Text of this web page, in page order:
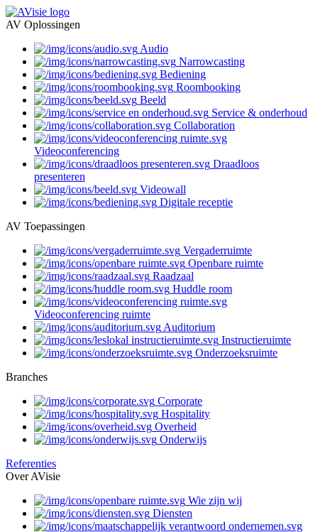
AV Oplossingen
Audio
Narrowcasting
Bediening
Roombooking
Beeld
Service & onderhoud
Collaboration
Videoconferencing
Draadloos
presenteren
Videowall
Digitale receptie
AV Toepassingen
Vergaderruimte
Openbare ruimte
Raadzaal
Huddle room
Videoconferencing ruimte
Auditorium
Instructieruimte
Onderzoeksruimte
Branches
Corporate
Hospitality
Overheid
Onderwijs
Referenties
Over AVisie
Wie zijn wij
Diensten